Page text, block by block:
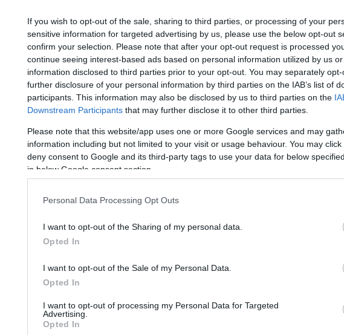
If you wish to opt-out of the sale, sharing to third parties, or processing of your
sensitive information for targeted advertising by us, please use the below opt-out
confirm your selection. Please note that after your opt-out request is processed
continue seeing interest-based ads based on personal information utilized by us
information disclosed to third parties prior to your opt-out. You may separately
further disclosure of your personal information by third parties on the IAB’s list of
participants. This information may also be disclosed by us to third parties on the
Downstream Participants that may further disclose it to other third parties.
Please note that this website/app uses one or more Google services and may
information including but not limited to your visit or usage behaviour. You may
deny consent to Google and its third-party tags to use your data for below
in below Google consent section.
Personal Data Processing Opt Outs
I want to opt-out of the Sharing of my personal data.
Opted In
I want to opt-out of the Sale of my Personal Data.
Opted In
I want to opt-out of processing my Personal Data for Targeted
Advertising.
Opted In
diéta
Klára
dr.